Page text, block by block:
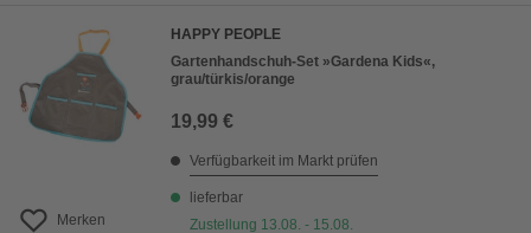
Merken
HAPPY PEOPLE
Gartenhandschuh-Set »Gardena Kids«,
grau/türkis/orange
19,99 €
Verfügbarkeit im Markt prüfen
lieferbar
Zustellung 13.08. - 15.08.